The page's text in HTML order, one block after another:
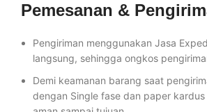
Pemesanan &
Pengiriman menggunakan Jasa
langsung, sehingga ongkos
Demi keamanan barang saat
dengan Single fase dan paper